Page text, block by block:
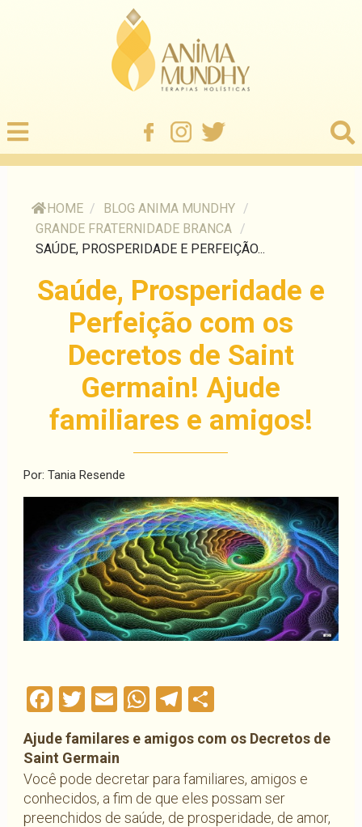
HOME / BLOG ANIMA MUNDHY /
GRANDE FRATERNIDADE BRANCA /
SAÚDE, PROSPERIDADE E PERFEIÇÃO...
Saúde, Prosperidade e
Perfeição com os
Decretos de Saint
Germain! Ajude
familiares e amigos!
Por: Tania Resende
Facebook
Twitter
EmailWhatsApp
Telegram
Ajude familares e amigos com os Decretos de
Saint Germain
Você pode decretar para familiares, amigos e
conhecidos, a fim de que eles possam ser
preenchidos de saúde, de prosperidade, de amor,